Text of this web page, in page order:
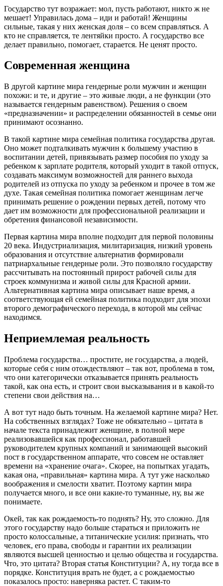
Государство тут возражает: мол, пусть работают, никто ж не
мешает! Управилась дома – иди и работай! Женщины
сильные, такая у них женская доля – со всем справляться. А
кто не справляется, те лентяйки просто. А государство все
делает правильно, помогает, старается. Не ценят просто.
Современная женщина
В другой картине мира гендерные роли мужчин и женщин
похожи: и те, и другие – это живые люди, а не функции (это
называется гендерным равенством). Решения о своем
«предназначении» и распределении обязанностей в семье они
принимают осознанно.
В такой картине мира семейная политика государства другая.
Оно может подталкивать мужчин к большему участию в
воспитании детей, привязывать размер пособия по уходу за
ребенком к зарплате родителя, который уходит в такой отпуск,
создавать максимум возможностей для раннего выхода
родителей из отпуска по уходу за ребенком и прочее в том же
духе. Такая семейная политика помогает женщинам легче
принимать решение о рождении первых детей, потому что
дает им возможности для профессиональной реализации и
обретения финансовой независимости.
Первая картина мира вполне подходит для первой половины
20 века. Индустриализация, милитаризация, низкий уровень
образования и отсутствие альтернатив формировали
патриархальные гендерные роли. Это позволяло государству
рассчитывать на постоянный прирост рабочей силы для
строек коммунизма и живой силы для Красной армии.
Альтернативная картина мира описывает наше время, а
соответствующая ей семейная политика подходит для эпохи
второго демографического перехода, в которой мы сейчас
находимся.
Неприемлемая реальность
Проблема государства… простите, не государства, а людей,
которые себя с ним отождествляют – так вот, проблема в том,
что они категорически отказывается принять реальность
такой, как она есть, и строит свои высказывания и в какой-то
степени свои действия на…
А вот тут надо быть точным. На желаемой картине мира? Нет.
На собственных взглядах? Тоже не обязательно – цитата в
начале текста принадлежит женщине, в полной мере
реализовавшейся как профессионал, работавшей
руководителем крупных компаний и занимающей высокий
пост в государственном аппарате, что совсем не оставляет
времени на «хранение очага». Скорее, на попытках угадать,
какая она, «правильная» картина мира. А тут уже насколько
воображения и смелости хватит. Поэтому картин мира
получается много, и все они какие-то туманные, ну, вы же
понимаете.
Окей, так как рождаемость-то поднять? Ну, это сложно. Для
этого государству надо больше стараться и приложить не
просто колоссальные, а титанические усилия: признать, что
человек, его права, свободы и гарантии их реализации
являются высшей ценностью и целью общества и государства.
Что, это цитата? Вторая статья Конституции? А, ну тогда все в
порядке. Конституция врать не будет, а с рождаемостью
показалось просто: наверняка растет. С таким-то